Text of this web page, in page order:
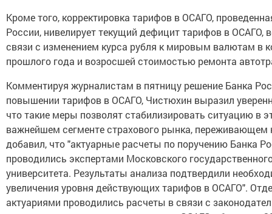
Кроме того, корректировка тарифов в ОСАГО,
России, нивелирует текущий дефицит тарифов в ОСАГО,
связи с изменением курса рубля к мировым валютам в
прошлого года и возросшей стоимостью ремонта
Комментируя журналистам в пятницу решение Банка
повышении тарифов в ОСАГО, Чистюхин выразил
что такие меры позволят стабилизировать ситуацию в
важнейшем сегменте страхового рынка, переживающем
добавил, что "актуарные расчеты по поручению Банка
проводились экспертами Московского
университета. Результаты анализа подтвердили
увеличения уровня действующих тарифов в ОСАГО".
актуариями проводились расчеты в связи с